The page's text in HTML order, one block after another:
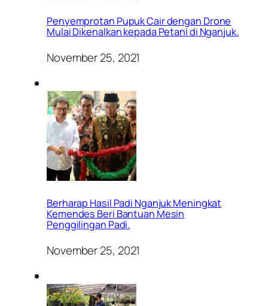
Penyemprotan Pupuk Cair dengan Drone
Mulai Dikenalkan kepada Petani di Nganjuk.
November 25, 2021
Berharap Hasil Padi Nganjuk Meningkat
Kemendes Beri Bantuan Mesin
Penggilingan Padi.
November 25, 2021